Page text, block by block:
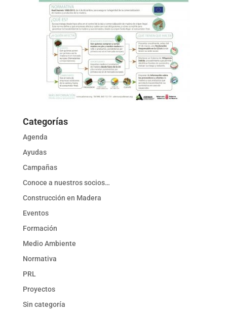
Categorías
Agenda
Ayudas
Campañas
Conoce a nuestros socios…
Construcción en Madera
Eventos
Formación
Medio Ambiente
Normativa
PRL
Proyectos
Sin categoría